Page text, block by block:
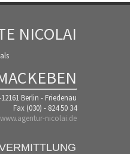
NICOLAI
12161 Berlin - Friedenau
Fax (030) - 824 50 34
www.agentur-nicolai.de